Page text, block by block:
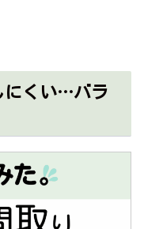
にくい…バラ